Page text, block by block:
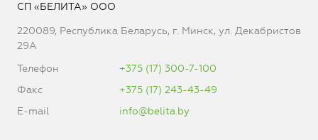
СП «БЕЛИТА» ООО
220089, Республика Беларусь, г. Минск, ул. Декабристов
29А
Телефон
+375 (17) 300-7-100
Факс
+375 (17) 243-43-49
E-mail
info@belita.by